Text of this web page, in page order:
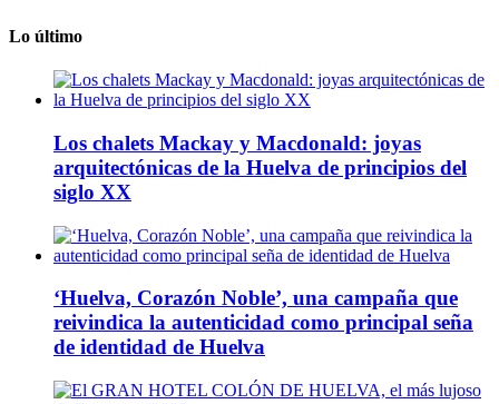
Lo último
Los chalets Mackay y Macdonald: joyas
arquitectónicas de la Huelva de principios del
siglo XX
‘Huelva, Corazón Noble’, una campaña que
reivindica la autenticidad como principal seña
de identidad de Huelva